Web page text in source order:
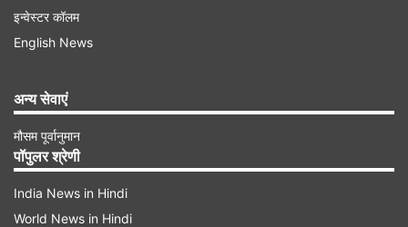
इन्वेस्टर कॉलम
English News
अन्य सेवाएं
मौसम पूर्वानुमान
पॉपुलर श्रेणी
India News in Hindi
World News in Hindi